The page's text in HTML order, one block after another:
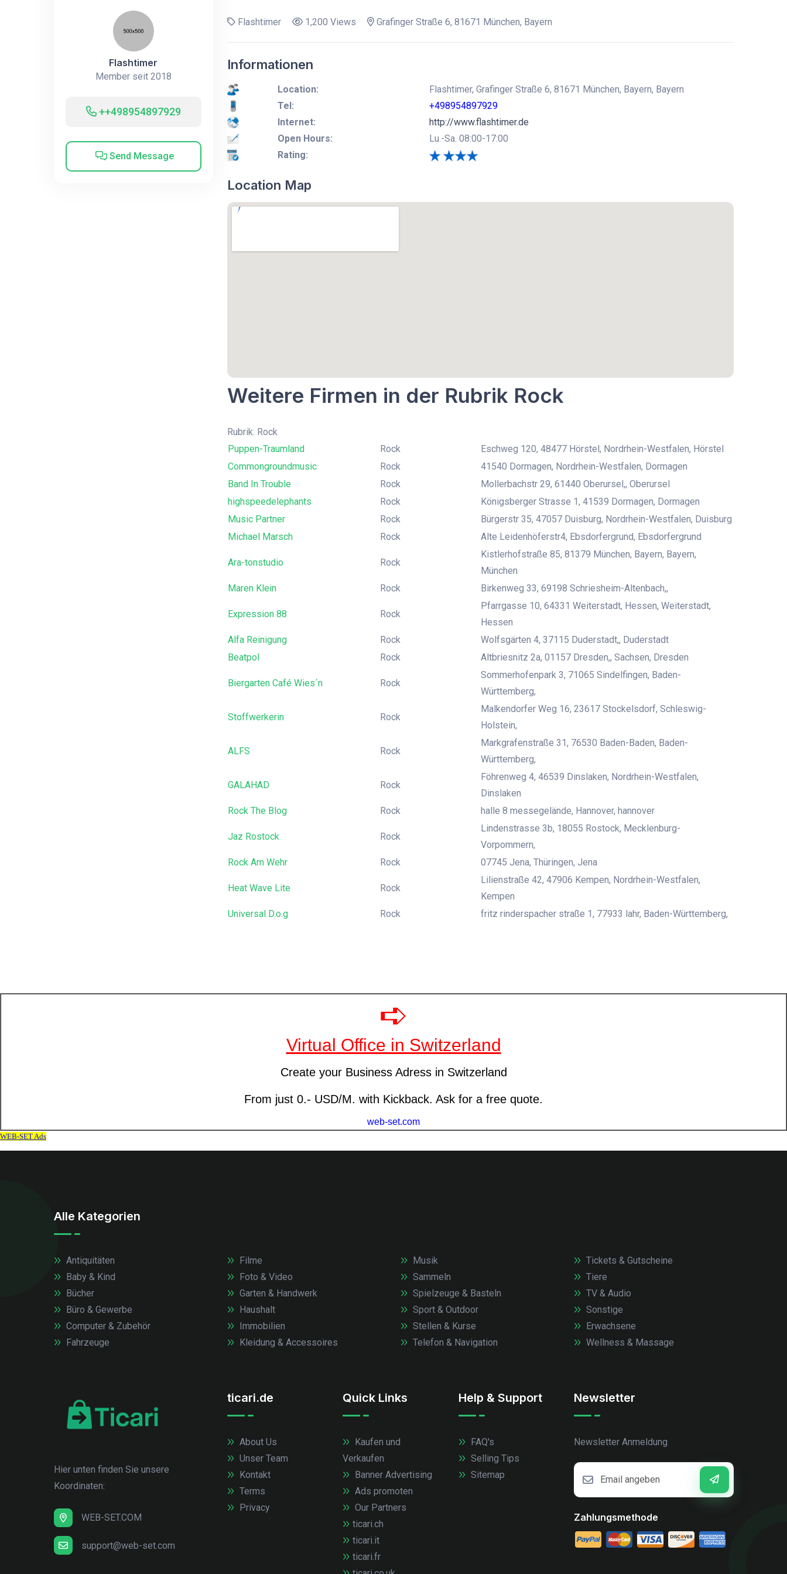
Flashtimer
Member seit 2018
++498954897929
Send Message
Flashtimer 1,200 Views Grafinger Straße 6, 81671 München, Bayern
Informationen
Location:
Flashtimer, Grafinger Straße 6, 81671 München, Bayern, Bayern
Tel:
+498954897929
Internet:
http://www.flashtimer.de
Open Hours:
Lu.-Sa. 08:00-17:00
Rating:
Location Map
Weitere Firmen in der Rubrik Rock
Rubrik: Rock
Puppen-Traumland
Rock
Eschweg 120, 48477 Hörstel, Nordrhein-Westfalen, Hörstel
Commongroundmusic
Rock
41540 Dormagen, Nordrhein-Westfalen, Dormagen
Band In Trouble
Rock
Mollerbachstr 29, 61440 Oberursel,, Oberursel
highspeedelephants
Rock
Königsberger Strasse 1, 41539 Dormagen, Dormagen
Music Partner
Rock
Bürgerstr 35, 47057 Duisburg, Nordrhein-Westfalen, Duisburg
Michael Marsch
Rock Alte Leidenhöferstr4, Ebsdorfergrund, Ebsdorfergrund
Ara-tonstudio Rock
Kistlerhofstraße 85, 81379 München, Bayern, Bayern,
München
Maren Klein
Rock Birkenweg 33, 69198 Schriesheim-Altenbach,,
Expression 88 Rock
Pfarrgasse 10, 64331 Weiterstadt, Hessen, Weiterstadt,
Hessen
Alfa Reinigung
Rock
Wolfsgärten 4, 37115 Duderstadt,, Duderstadt
Beatpol
Rock Altbriesnitz 2a, 01157 Dresden,, Sachsen, Dresden
Biergarten Café Wies´n Rock
Sommerhofenpark 3, 71065 Sindelfingen, Baden-
Württemberg,
Stoffwerkerin Rock
Malkendorfer Weg 16, 23617 Stockelsdorf, Schleswig-
Holstein,
ALFS Rock
Markgrafenstraße 31, 76530 Baden-Baden, Baden-
Württemberg,
GALAHAD Rock
Föhrenweg 4, 46539 Dinslaken, Nordrhein-Westfalen,
Dinslaken
Rock The Blog
Rock halle 8 messegelände, Hannover, hannover
Jaz Rostock Rock
Lindenstrasse 3b, 18055 Rostock, Mecklenburg-
Vorpommern,
Rock Am Wehr
Rock 07745 Jena, Thüringen, Jena
Heat Wave Lite Rock
Lilienstraße 42, 47906 Kempen, Nordrhein-Westfalen,
Kempen
Universal D.o.g
Rock fritz rinderspacher straße 1, 77933 lahr, Baden-Württemberg,
Alle Kategorien
Antiquitäten
Baby & Kind
Bücher
Büro & Gewerbe
Computer & Zubehör
Fahrzeuge
Filme
Foto & Video
Garten & Handwerk
Haushalt
Immobilien
Kleidung & Accessoires
Musik
Sammeln
Spielzeuge & Basteln
Sport & Outdoor
Stellen & Kurse
Telefon & Navigation
Tickets & Gutscheine
Tiere
TV & Audio
Sonstige
Erwachsene
Wellness & Massage
Hier unten finden Sie unsere
Koordinaten:
WEB-SET.COM
support@web-set.com
ticari.de
About Us
Unser Team
Kontakt
Terms
Privacy
Quick Links
Kaufen und
Verkaufen
Banner Advertising
Ads promoten
Our Partners
ticari.ch
ticari.it
ticari.fr
Help & Support
FAQ's
Selling Tips
Sitemap
Newsletter
Newsletter Anmeldung
Zahlungsmethode